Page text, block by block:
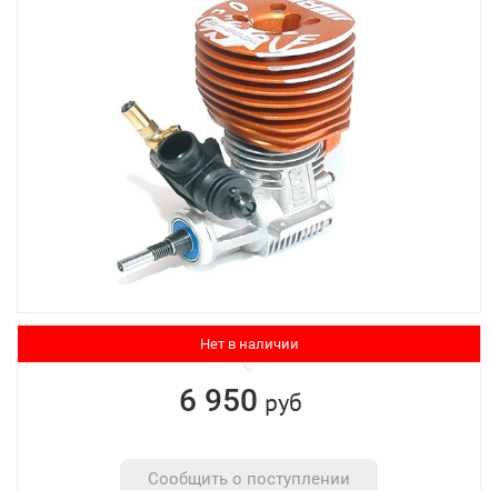
Нет в наличии
6 950 руб
Сообщить о поступлении